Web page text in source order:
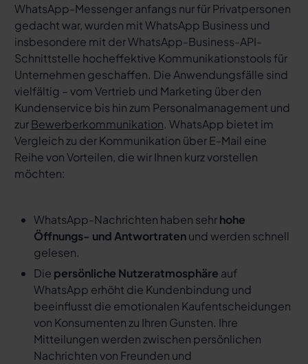
WhatsApp-Messenger anfangs nur für Privatpersonen
gedacht war, wurden mit WhatsApp Business und
insbesondere mit der WhatsApp-Business-API-
Schnittstelle hocheffektive Kommunikationstools für
Unternehmen geschaffen. Die Anwendungsfälle sind
vielfältig – vom Vertrieb und Marketing über den
Kundenservice bis hin zum Personalmanagement und
zurBewerberkommunikation. WhatsApp bietet im
Vergleich zu der Kommunikation über E-Mail eine
Reihe von Vorteilen, die wir Ihnen kurz vorstellen
möchten:
WhatsApp-Nachrichten haben sehrhohe
Öffnungs- und Antwortratenund werden schnell
gelesen.
Die persönliche Nutzeratmosphäre auf
WhatsApp erhöht die Kundenbindung und
beeinflusst die emotionalen Kaufentscheidungen
von Konsumenten zu Ihren Gunsten. Ihre
Mitteilungen werden zwischen persönlichen
Nachrichten von Freunden und